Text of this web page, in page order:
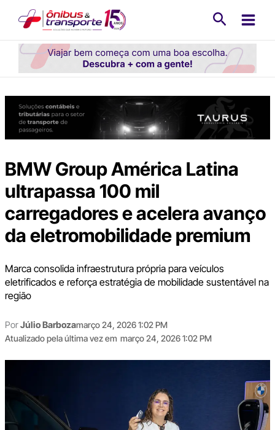
conteúdo
BMW Group América Latina
ultrapassa 100 mil
carregadores e acelera avanço
da eletromobilidade premium
Marca consolida infraestrutura própria para veículos
eletrificados e reforça estratégia de mobilidade sustentável na
região
PorJúlio Barbozamarço 24, 2026 1:02 PM
Atualizado pela última vez em março 24, 2026 1:02 PM